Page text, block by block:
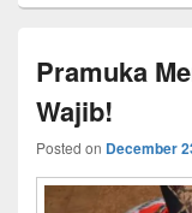
Pramuka
Wajib!
Posted on December